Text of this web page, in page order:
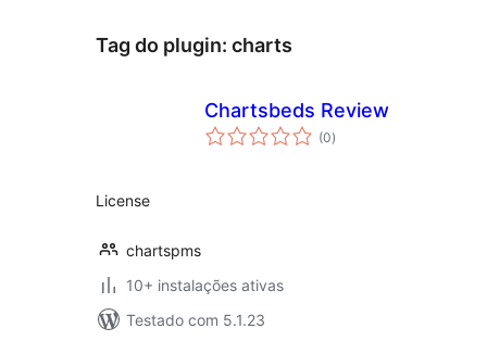
Tag do plugin: charts
Chartsbeds Review
(0avaliações
totais
)
License
chartspms
10+ instalações ativas
Testado com 5.1.23